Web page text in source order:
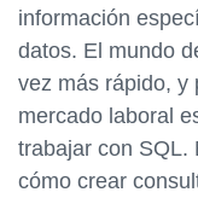
información
datos. El mundo
vez más rápido, y
mercado laboral
trabajar con SQL.
cómo crear